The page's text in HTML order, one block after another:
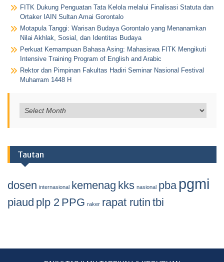
FITK Dukung Penguatan Tata Kelola melalui Finalisasi Statuta dan
Ortaker IAIN Sultan Amai Gorontalo
Motapula Tanggi: Warisan Budaya Gorontalo yang Menanamkan
Nilai Akhlak, Sosial, dan Identitas Budaya
Perkuat Kemampuan Bahasa Asing: Mahasiswa FITK Mengikuti
Intensive Training Program of English and Arabic
Rektor dan Pimpinan Fakultas Hadiri Seminar Nasional Festival
Muharram 1448 H
Tautan
dosen internasional kemenag kks nasional pba pgmi
piaud plp 2 PPG raker rapat rutin tbi